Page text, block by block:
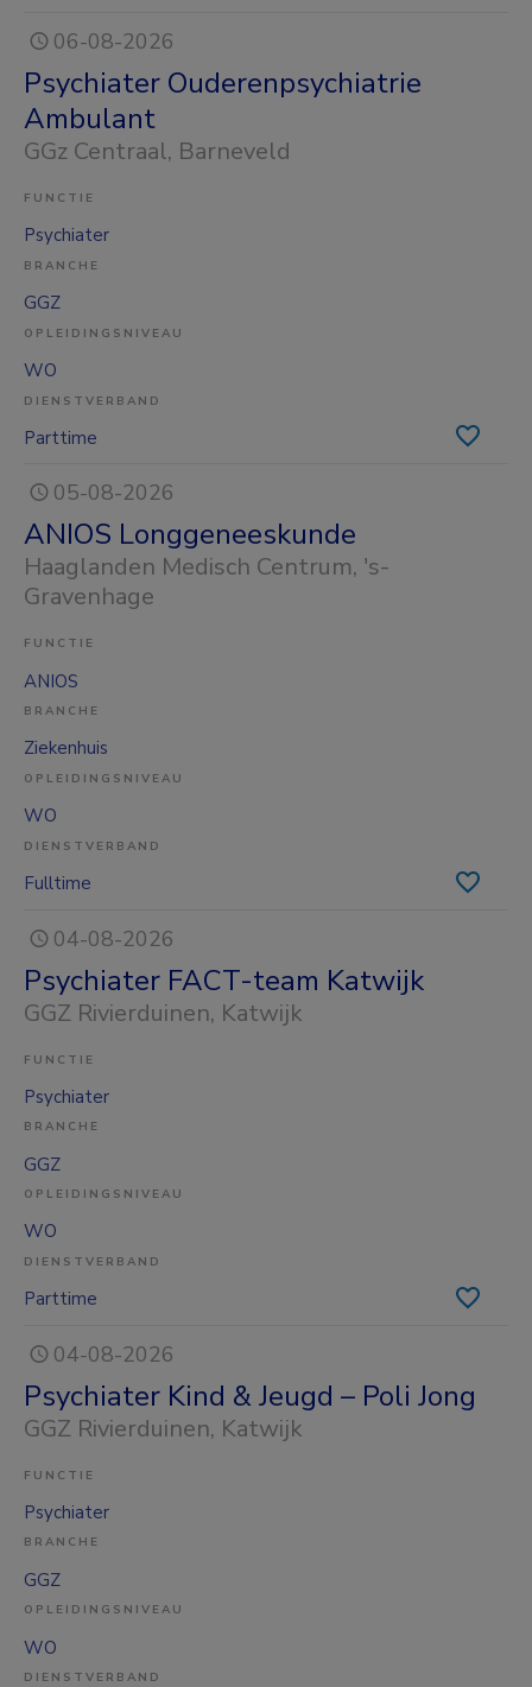
06-08-2026
Psychiater Ouderenpsychiatrie
Ambulant
GGz Centraal, Barneveld
FUNCTIE
Psychiater
BRANCHE
GGZ
OPLEIDINGSNIVEAU
WO
DIENSTVERBAND
Parttime
05-08-2026
ANIOS Longgeneeskunde
Haaglanden Medisch Centrum, 's-
Gravenhage
FUNCTIE
ANIOS
BRANCHE
Ziekenhuis
OPLEIDINGSNIVEAU
WO
DIENSTVERBAND
Fulltime
04-08-2026
Psychiater FACT-team Katwijk
GGZ Rivierduinen, Katwijk
FUNCTIE
Psychiater
BRANCHE
GGZ
OPLEIDINGSNIVEAU
WO
DIENSTVERBAND
Parttime
04-08-2026
Psychiater Kind & Jeugd – Poli Jong
GGZ Rivierduinen, Katwijk
FUNCTIE
Psychiater
BRANCHE
GGZ
OPLEIDINGSNIVEAU
WO
DIENSTVERBAND